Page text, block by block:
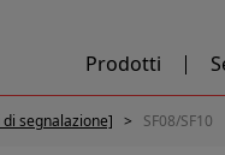
Prodotti
segnalazione] SF08/SF10